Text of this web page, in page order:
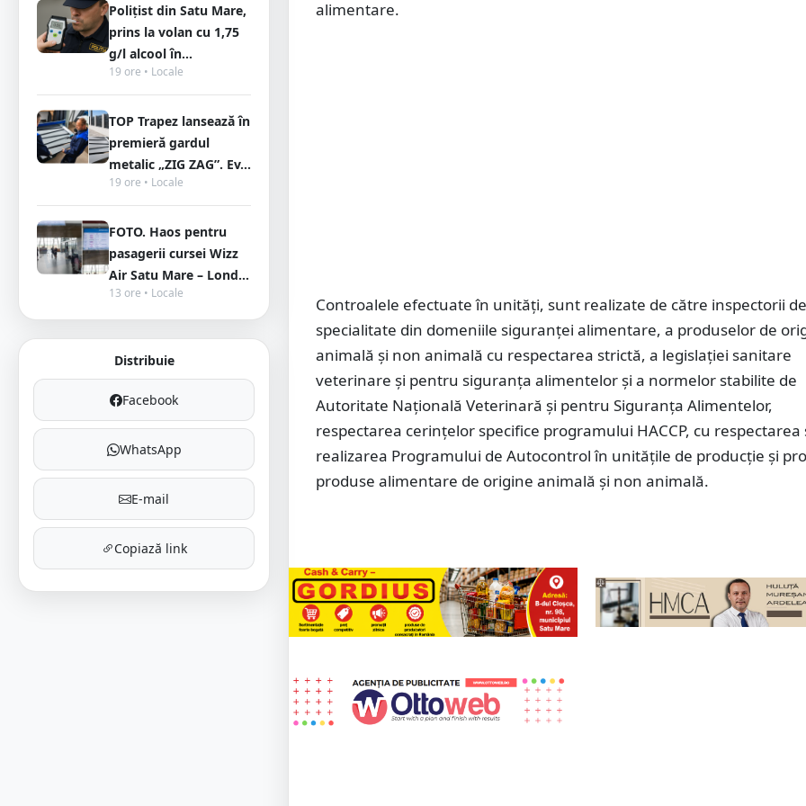
Polițist din Satu Mare,
prins la volan cu 1,75
g/l alcool în...
19 ore • Locale
TOP Trapez lansează în
premieră gardul
metalic „ZIG ZAG”. Ev...
19 ore • Locale
FOTO. Haos pentru
pasagerii cursei Wizz
Air Satu Mare – Lond...
13 ore • Locale
Distribuie
Facebook
WhatsApp
E-mail
Copiază link
alimentare.
Controalele efectuate în unități, sunt realizate de către inspectorii de
specialitate din domeniile siguranței alimentare, a produselor de
animală și non animală cu respectarea strictă, a legislației sanitare
veterinare și pentru siguranța alimentelor și a normelor stabilite de
Autoritate Națională Veterinară și pentru Siguranța Alimentelor,
respectarea cerințelor specifice programului HACCP, cu respectarea
realizarea Programului de Autocontrol în unitățile de producție și
produse alimentare de origine animală și non animală.